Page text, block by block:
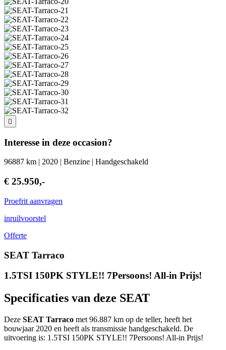
Interesse in deze occasion?
96887 km | 2020 | Benzine | Handgeschakeld
€ 25.950,-
Proefrit aanvragen
inruilvoorstel
Offerte
SEAT Tarraco
1.5TSI 150PK STYLE!! 7Persoons! All-in Prijs!
Specificaties van deze SEAT
Deze SEAT Tarraco met 96.887 km op de teller, heeft het
bouwjaar 2020 en heeft als transmissie handgeschakeld. De
uitvoering is: 1.5TSI 150PK STYLE!! 7Persoons! All-in Prijs!